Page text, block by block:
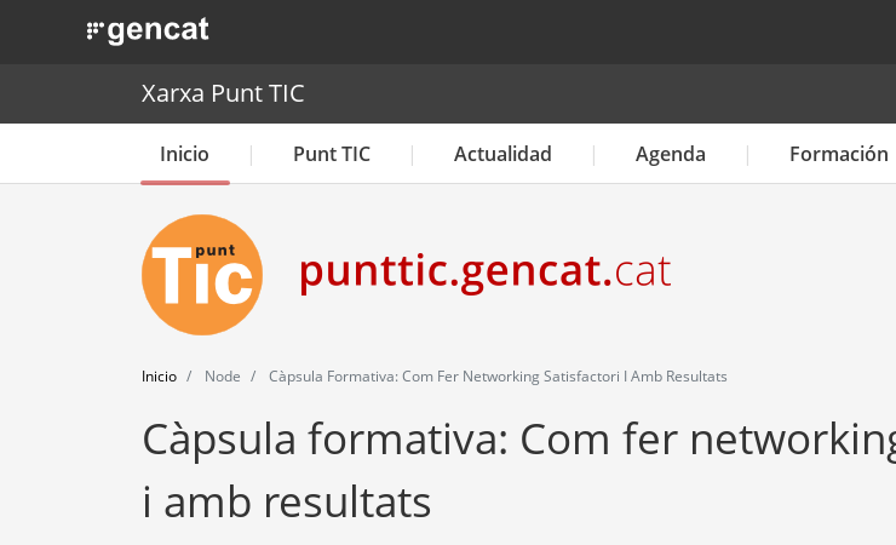
. Obre en una nova finestra.
Xarxa Punt TIC
Inicio Punt TIC Actualidad Agenda Formación
Inicio Node Càpsula Formativa: Com Fer Networking Satisfactori I Amb Resultats
Càpsula formativa: Com fer
i amb resultats